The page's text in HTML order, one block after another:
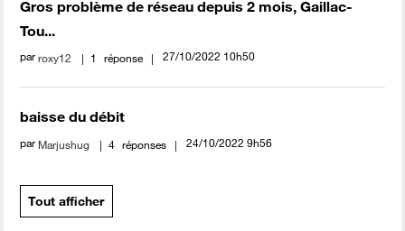
Gros problème de réseau depuis 2 mois, Gaillac-
Tou...
parroxy12 1 réponse ‎27/10/2022 10h50
baisse du débit
par Marjushug 4 réponses ‎24/10/2022 9h56
Tout afficher